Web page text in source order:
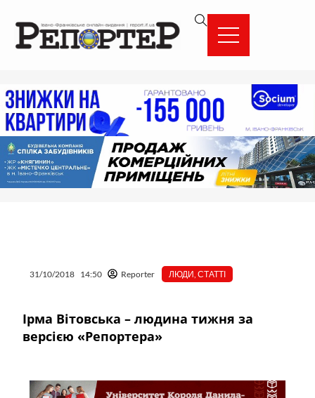
вмісту
31/10/2018 14:50 Reporter ЛЮДИ ,СТАТТІ
Ірма Вітовська – людина тижня за
версією «Репортера»